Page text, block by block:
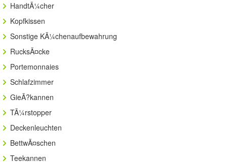
HandtÃ¼cher
Kopfkissen
Sonstige KÃ¼chenaufbewahrung
RucksÃ¤cke
Portemonnaies
Schlafzimmer
GieÃ?kannen
TÃ¼rstopper
Deckenleuchten
BettwÃ¤schen
Teekannen